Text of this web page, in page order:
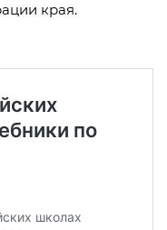
края.